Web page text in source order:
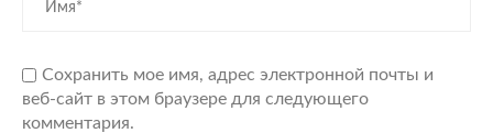
Сохранить мое имя, адрес электронной почты и
веб-сайт в этом браузере для следующего
комментария.